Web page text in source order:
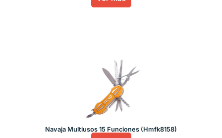
Navaja Multiusos 15 Funciones (Hmfk8158)